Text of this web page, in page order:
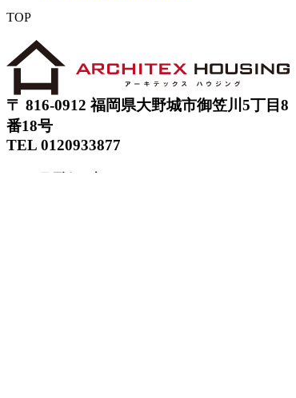
TOP
〒 816-0912 福岡県大野城市御笠川5丁目8
番18号
TEL 0120933877
モデルハウス